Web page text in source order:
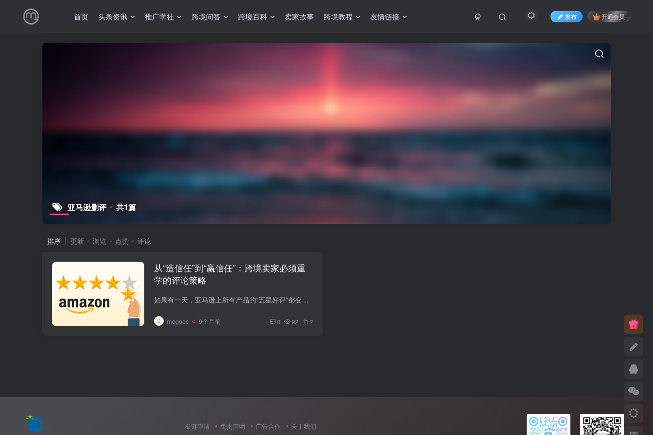
首页 头条资讯 推广学社 跨境问答 跨境百科 卖家故事 跨境教程 友情链接 发布 开通会员
亚马逊删评 共1篇
排序 更新 浏览 点赞 评论
从“造信任”到“赢信任”：跨境卖家必须重
学的评论策略
如果有一天，亚马逊上所有产品的“五星好评”都变得不再可信，你的链接还能卖得动吗？ 过去几年，很多跨境卖家心照不宣：新品冷启动离不开“先把评价面子做起来”；有的用站外种草，有的用测评...
mogoec 9个月前 0 92 2
友链申请 免责声明 广告合作 关于我们